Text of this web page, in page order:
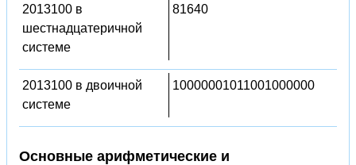
2013100 в
шестнадцатеричной
системе
81640
2013100 в двоичной
системе
10000001011001000000
Основные арифметические и